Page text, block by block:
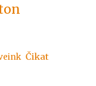
Čikat